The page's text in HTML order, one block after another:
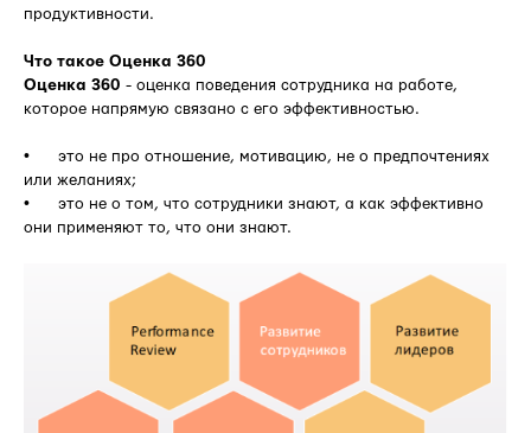
продуктивности.
Что такое Оценка 360
Оценка 360 - оценка поведения сотрудника на работе,
которое напрямую связано с его эффективностью.
• это не про отношение, мотивацию, не о предпочтениях
или желаниях;
• это не о том, что сотрудники знают, а как эффективно
они применяют то, что они знают.